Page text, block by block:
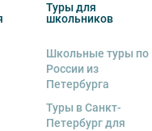
Туры для
школьников
Школьные туры по
России из
Петербурга
Туры в Санкт-
Петербург для